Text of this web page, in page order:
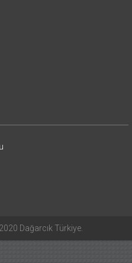
Dağarcık Türkiye.